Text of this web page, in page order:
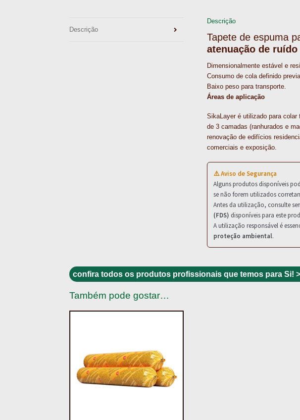
o
k
e
s
I
Descrição
Descrição
Tapete de espuma
atenuação de ruído
Dimensionalmente estável e
Consumo de cola definido
Baixo peso para transporte.
Áreas de aplicação
SikaLayer é utilizado para
de 3 camadas (ranhurados e
renovação de edifícios
comerciais e exposição.
⚠️ Aviso de Segurança
Alguns produtos disponíveis
se não forem utilizados
Antes da utilização, consulte
(FDS) disponíveis para este
A utilização responsável é
proteção ambiental.
confira todos os produtos profissionais que temos para Si!
Também pode gostar…